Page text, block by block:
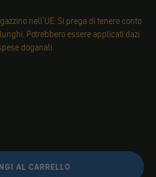
nell'UE. Si prega di tenere conto
Potrebbero essere applicati dazi
doganali.
AL CARRELLO